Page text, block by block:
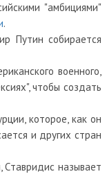
"амбициями"
.
Путин собирается
военного,
чтобы создать
которое, как он
и других стран
Ставридис называет